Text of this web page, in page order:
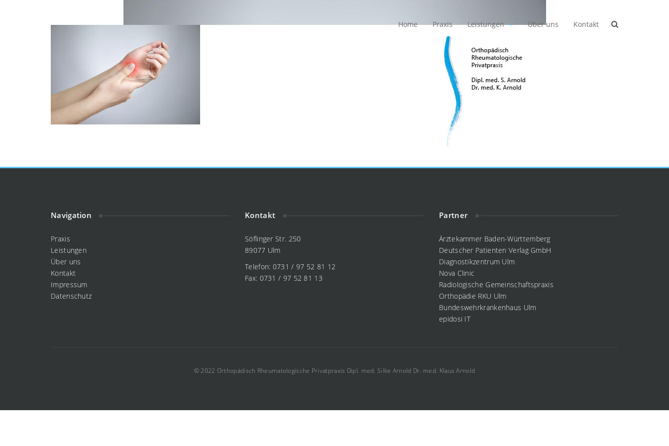
Home Praxis Leistungen Über uns Kontakt
Navigation
Praxis
Leistungen
Über uns
Kontakt
Impressum
Datenschutz
Kontakt
Söflinger Str. 250
89077 Ulm
Telefon: 0731 / 97 52 81 12
Fax: 0731 / 97 52 81 13
Partner
Ärztekammer Baden-Württemberg
Deutscher Patienten Verlag GmbH
Diagnostikzentrum Ulm
Nova Clinic
Radiologische Gemeinschaftspraxis
Orthopädie RKU Ulm
Bundeswehrkrankenhaus Ulm
epidosi IT
© 2022 Orthopädisch Rheumatologische Privatpraxis Dipl. med. Silke Arnold Dr. med. Klaus Arnold